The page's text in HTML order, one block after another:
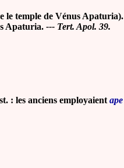
le temple de Vénus Apaturia).
Apaturia. --- Tert. Apol. 39.
: les anciens employaient ape